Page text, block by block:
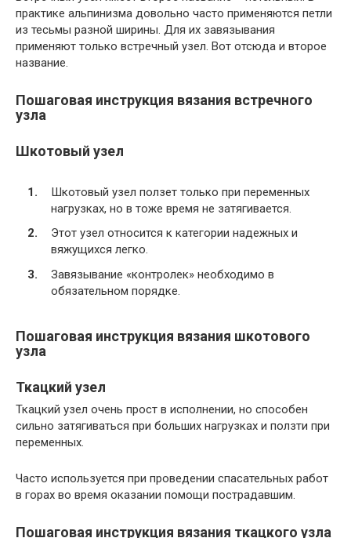
практике альпинизма довольно часто применяются петли
из тесьмы разной ширины. Для их завязывания
применяют только встречный узел. Вот отсюда и второе
название.
Пошаговая инструкция вязания встречного
узла
Шкотовый узел
Шкотовый узел ползет только при переменных
нагрузках, но в тоже время не затягивается.
Этот узел относится к категории надежных и
вяжущихся легко.
Завязывание «контролек» необходимо в
обязательном порядке.
Пошаговая инструкция вязания шкотового
узла
Ткацкий узел
Ткацкий узел очень прост в исполнении, но способен
сильно затягиваться при больших нагрузках и ползти при
переменных.
Часто используется при проведении спасательных работ
в горах во время оказании помощи пострадавшим.
Пошаговая инструкция вязания ткацкого узла